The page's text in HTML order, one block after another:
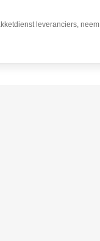
leveranciers, neem